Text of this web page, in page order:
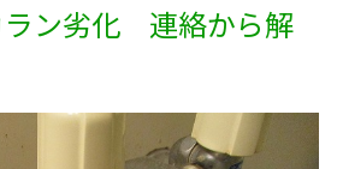
ン劣化 連絡から解